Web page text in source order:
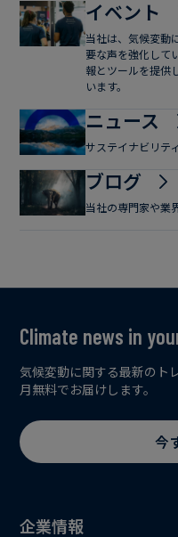
イベント
当社は、気候変動
要な声を強化して
報とツールを提供
います。
ニュース
サステイナビリテ
ブログ
当社の専門家や業
企業情報
Climate news in
気候変動に関する最新のト
月無料でお届けします。
今